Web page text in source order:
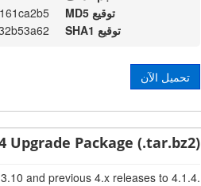
توقيع MD5
توقيع SHA1
تحميل الآن
Upgrade Package (.tar.bz2)
and previous 4.x releases to 4.1.4.